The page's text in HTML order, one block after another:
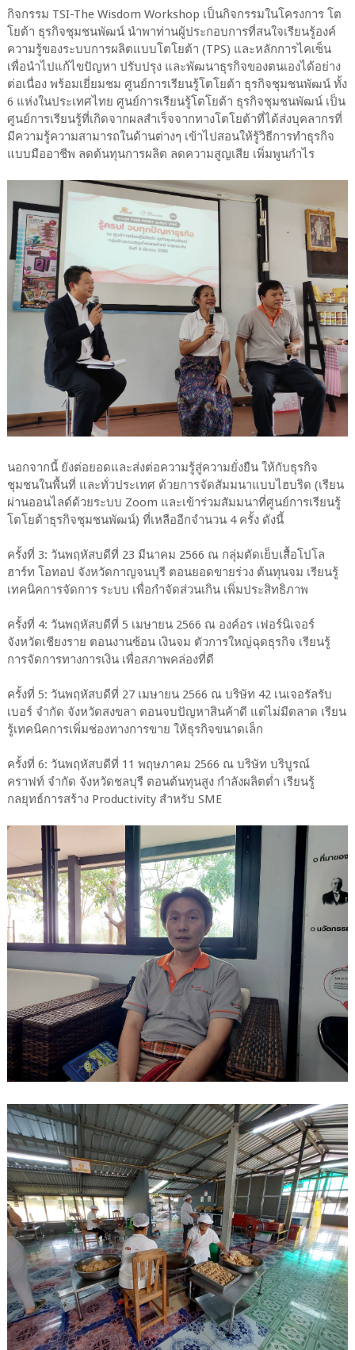
กิจกรรม TSI-The Wisdom Workshop เป็นกิจกรรมในโครงการ โต
โยต้า ธุรกิจชุมชนพัฒน์ นำพาท่านผู้ประกอบการที่สนใจเรียนรู้องค์
ความรู้ของระบบการผลิตแบบโตโยต้า (TPS) และหลักการไคเซ็น
เพื่อนำไปแก้ไขปัญหา ปรับปรุง และพัฒนาธุรกิจของตนเองได้อย่าง
ต่อเนื่อง พร้อมเยี่ยมชม ศูนย์การเรียนรู้โตโยต้า ธุรกิจชุมชนพัฒน์ ทั้ง
6 แห่งในประเทศไทย ศูนย์การเรียนรู้โตโยต้า ธุรกิจชุมชนพัฒน์ เป็น
ศูนย์การเรียนรู้ที่เกิดจากผลสำเร็จจากทางโตโยต้าที่ได้ส่งบุคลากรที่
มีความรู้ความสามารถในด้านต่างๆ เข้าไปสอนให้รู้วิธีการทำธุรกิจ
แบบมืออาชีพ ลดต้นทุนการผลิต ลดความสูญเสีย เพิ่มพูนกำไร
นอกจากนี้ ยังต่อยอดและส่งต่อความรู้สู่ความยั่งยืน ให้กับธุรกิจ
ชุมชนในพื้นที่ และทั่วประเทศ ด้วยการจัดสัมมนาแบบไฮบริด (เรียน
ผ่านออนไลด์ด้วยระบบ Zoom และเข้าร่วมสัมมนาที่ศูนย์การเรียนรู้
โตโยต้าธุรกิจชุมชนพัฒน์) ที่เหลืออีกจำนวน 4 ครั้ง ดังนี้
ครั้งที่ 3: วันพฤหัสบดีที่ 23 มีนาคม 2566 ณ กลุ่มตัดเย็บเสื้อโปโล
ฮาร์ท โอทอป จังหวัดกาญจนบุรี ตอนยอดขายร่วง ต้นทุนจม เรียนรู้
เทคนิคการจัดการ ระบบ เพื่อกำจัดส่วนเกิน เพิ่มประสิทธิภาพ
ครั้งที่ 4: วันพฤหัสบดีที่ 5 เมษายน 2566 ณ องค์อร เฟอร์นิเจอร์
จังหวัดเชียงราย ตอนงานซ้อน เงินจม ตัวการใหญ่ฉุดธุรกิจ เรียนรู้
การจัดการทางการเงิน เพื่อสภาพคล่องที่ดี
ครั้งที่ 5: วันพฤหัสบดีที่ 27 เมษายน 2566 ณ บริษัท 42 เนเจอรัลรับ
เบอร์ จำกัด จังหวัดสงขลา ตอนจบปัญหาสินค้าดี แต่ไม่มีตลาด เรียน
รู้เทคนิคการเพิ่มช่องทางการขาย ให้ธุรกิจขนาดเล็ก
ครั้งที่ 6: วันพฤหัสบดีที่ 11 พฤษภาคม 2566 ณ บริษัท บริบูรณ์
คราฟท์ จำกัด จังหวัดชลบุรี ตอนต้นทุนสูง กำลังผลิตต่ำ เรียนรู้
กลยุทธ์การสร้าง Productivity สำหรับ SME